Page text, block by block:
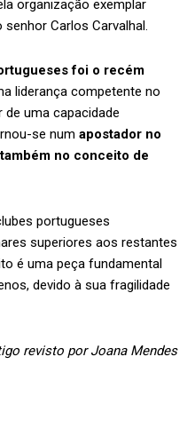
organização exemplar
Carlos Carvalhal.
foi o recém
liderança competente no
uma capacidade
se num apostador no
no conceito de
portugueses
superiores aos restantes
é uma peça fundamental
devido à sua fragilidade
revisto por Joana Mendes